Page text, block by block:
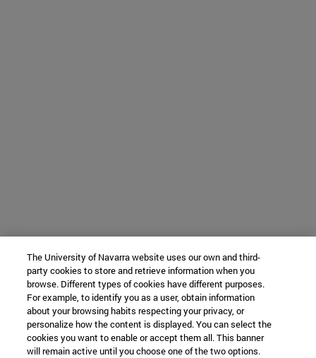
The University of Navarra website uses our own and third-
party cookies to store and retrieve information when you
browse. Different types of cookies have different purposes.
For example, to identify you as a user, obtain information
about your browsing habits respecting your privacy, or
personalize how the content is displayed. You can select the
cookies you want to enable or accept them all. This banner
will remain active until you choose one of the two options.